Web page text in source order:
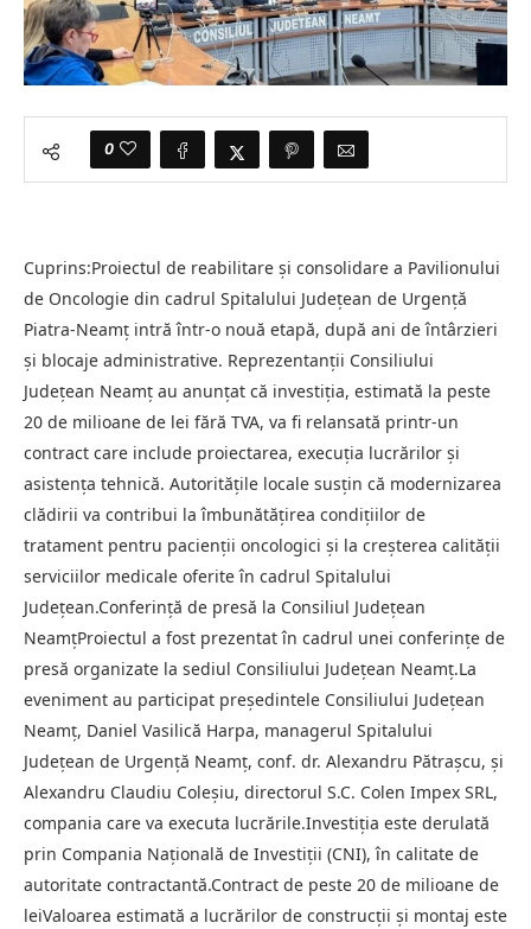
0
Cuprins:Proiectul de reabilitare și consolidare a Pavilionului
de Oncologie din cadrul Spitalului Județean de Urgență
Piatra-Neamț intră într-o nouă etapă, după ani de întârzieri
și blocaje administrative. Reprezentanții Consiliului
Județean Neamț au anunțat că investiția, estimată la peste
20 de milioane de lei fără TVA, va fi relansată printr-un
contract care include proiectarea, execuția lucrărilor și
asistența tehnică. Autoritățile locale susțin că modernizarea
clădirii va contribui la îmbunătățirea condițiilor de
tratament pentru pacienții oncologici și la creșterea calității
serviciilor medicale oferite în cadrul Spitalului
Județean.Conferință de presă la Consiliul Județean
NeamțProiectul a fost prezentat în cadrul unei conferințe de
presă organizate la sediul Consiliului Județean Neamț.La
eveniment au participat președintele Consiliului Județean
Neamț, Daniel Vasilică Harpa, managerul Spitalului
Județean de Urgență Neamț, conf. dr. Alexandru Pătrașcu, și
Alexandru Claudiu Coleșiu, directorul S.C. Colen Impex SRL,
compania care va executa lucrările.Investiția este derulată
prin Compania Națională de Investiții (CNI), în calitate de
autoritate contractantă.Contract de peste 20 de milioane de
leiValoarea estimată a lucrărilor de construcții și montaj este